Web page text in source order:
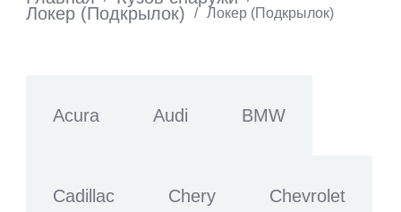
Локер (Подкрылок) / Локер (Подкрылок)
Acura Audi BMW
Cadillac Chery Chevrolet